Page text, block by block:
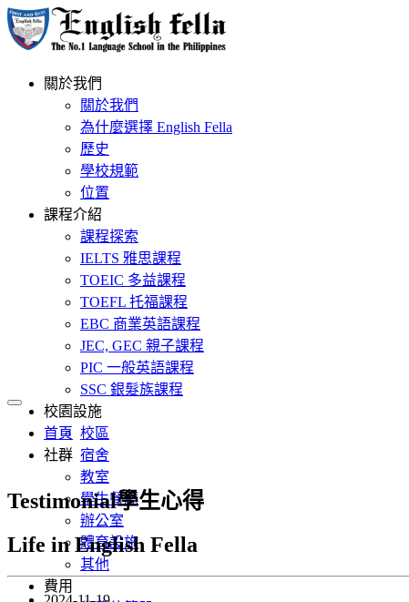
關於我們
關於我們
為什麼選擇 English Fella
歷史
學校規範
位置
課程介紹
課程探索
IELTS 雅思課程
TOEIC 多益課程
TOEFL 托福課程
EBC 商業英語課程
JEC, GEC 親子課程
PIC 一般英語課程
SSC 銀髮族課程
校園設施
校區
宿舍
教室
學生餐廳
辦公室
體育設施
其他
費用
首頁
社群
Testimonial學生心得
Life in English Fella